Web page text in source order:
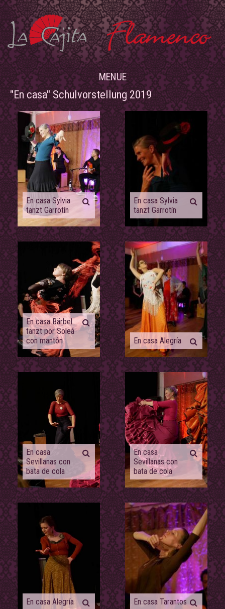
MENUE
"En casa" Schulvorstellung 2019
En casa Sylvia
tanzt Garrotín
En casa Sylvia
tanzt Garrotín
En casa Bärbel
tanzt por Soleá
con mantón
En casa Alegría
En casa
Sevillanas con
bata de cola
En casa
Sevillanas con
bata de cola
En casa Alegría En casa Tarantos